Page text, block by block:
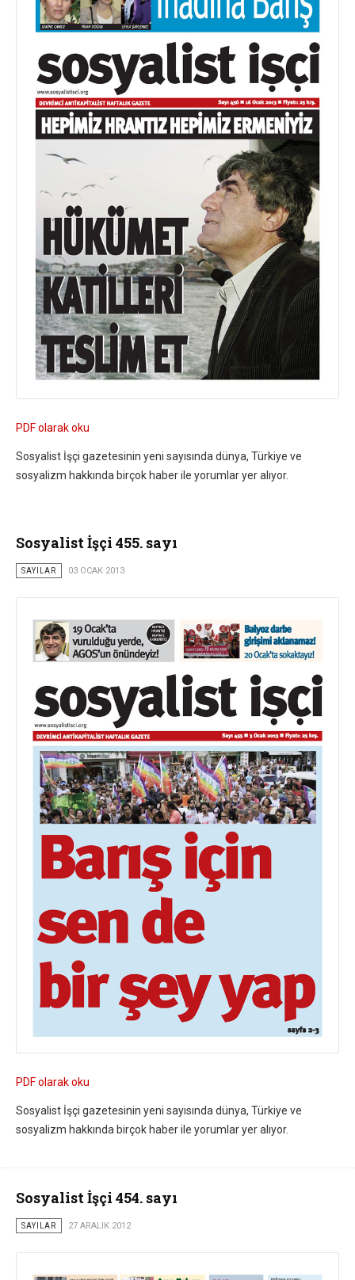
PDF olarak oku
Sosyalist İşçi gazetesinin yeni sayısında dünya, Türkiye ve
sosyalizm hakkında birçok haber ile yorumlar yer alıyor.
Sosyalist İşçi 455. sayı
SAYILAR 03 OCAK 2013
PDF olarak oku
Sosyalist İşçi gazetesinin yeni sayısında dünya, Türkiye ve
sosyalizm hakkında birçok haber ile yorumlar yer alıyor.
Sosyalist İşçi 454. sayı
SAYILAR 27 ARALIK 2012